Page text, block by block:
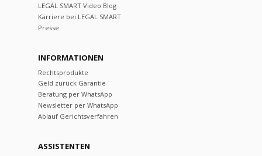
LEGAL SMART Video Blog
Karriere bei LEGAL SMART
Presse
INFORMATIONEN
Rechtsprodukte
Geld zurück Garantie
Beratung per WhatsApp
Newsletter per WhatsApp
Ablauf Gerichtsverfahren
ASSISTENTEN